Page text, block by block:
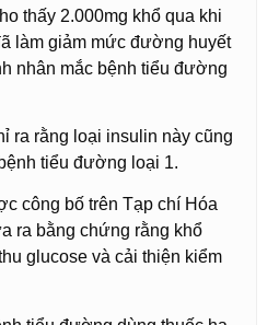
thấy 2.000mg khổ qua khi
làm giảm mức đường huyết
nhân mắc bệnh tiểu đường
ra rằng loại insulin này cũng
tiểu đường loại 1.
công bố trên Tạp chí Hóa
ra bằng chứng rằng khổ
glucose và cải thiện kiểm